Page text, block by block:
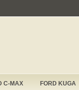
C-MAX FORD KUGA